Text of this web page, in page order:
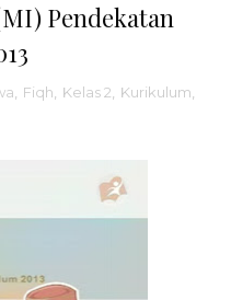
Pendekatan
Fiqh Kelas 2 Kurikulum